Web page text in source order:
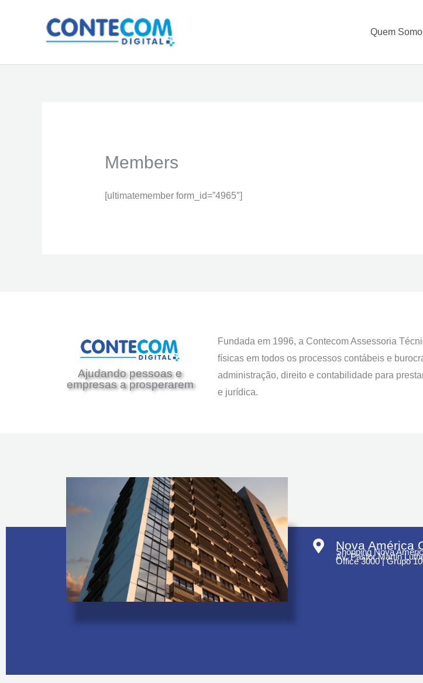
Quem
Members
[ultimatemember form_id=”4965″]
Ajudando pessoas e
empresas a prosperarem
Fundada em 1996, a Contecom Assessoria
físicas em todos os processos contábeis e
administração, direito e contabilidade para
e jurídica.
Nova América
Shopping Nova
Av. Pastor Martin
Office 3000 | Grupo